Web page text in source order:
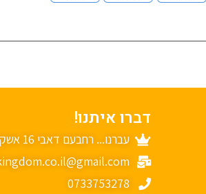
דברו איתנו!
עברנו... רחבעם דאבי 16 אשקלון
0733753278